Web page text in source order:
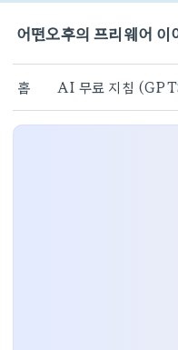
어떤오후의 프리웨어
홈 AI 무료 지침